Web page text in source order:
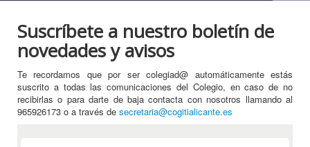
Suscríbete a nuestro boletín de
novedades y avisos
Te recordamos que por ser colegiad@ automáticamente estás
suscrito a todas las comunicaciones del Colegio, en caso de no
recibirlas o para darte de baja contacta con nosotros llamando al
965926173 o a través de secretaria@cogitialicante.es